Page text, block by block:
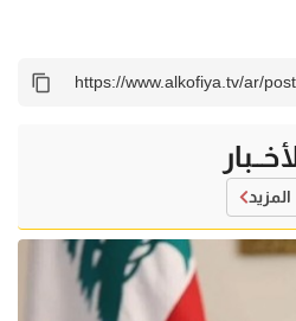
المزيد